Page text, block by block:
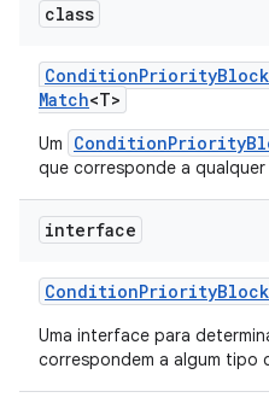
class
ConditionPriority
Match<T>
Um
que corresponde a
interface
ConditionPriority
Uma interface para
correspondem a algum tipo